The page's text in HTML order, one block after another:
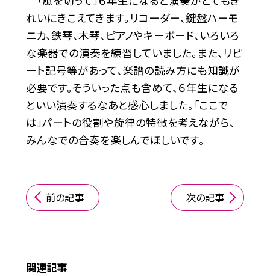
れいにきこえてきます。リコーダー、鍵盤ハーモ
ニカ、鉄琴、木琴、ピアノやキーボード、いろいろ
な楽器での演奏を練習していました。また、リピ
ート記号等があって、楽譜の読み方にも知識が
必要です。そういった点も含めて、６年生になる
といい演奏するなあと感心しました。「ここで
は」パートの役割や旋律の特徴を考えながら、
みんなでの合奏を楽しんでほしいです。
前の記事 次の記事
関連記事